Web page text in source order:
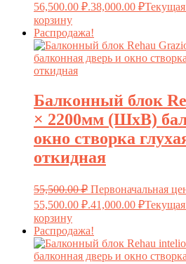
56,500.00 ₽.38,000.00 ₽
корзину
Распродажа!
Балконный блок
× 2200мм (ШxВ)
окно створка
откидная
55,500.00₽ Первоначальная
55,500.00 ₽.41,000.00 ₽
корзину
Распродажа!